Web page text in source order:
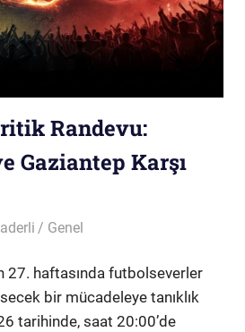
Randevu:
Gaziantep Karşı
Genel
27. haftasında futbolseverler
bir mücadeleye tanıklık
tarihinde, saat 20:00’de